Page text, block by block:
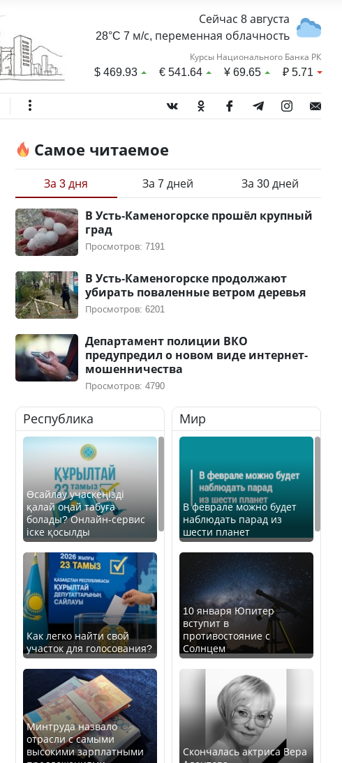
Сейчас 8 августа
28°C 7 м/с, переменная облачность
Курсы Национального Банка РК
$469.93 €541.64 ¥69.65 ₽5.71
Самое читаемое
За 3 дня За 7 дней За 30 дней
В Усть-Каменогорске прошёл крупный
град
Просмотров: 7191
В Усть-Каменогорске продолжают
убирать поваленные ветром деревья
Просмотров: 6201
Департамент полиции ВКО
предупредил о новом виде интернет-
мошенничества
Просмотров: 4790
Республика
Өсайлау учаскеңізді
қалай оңай табуға
болады? Онлайн-сервис
іске қосылды
Как легко найти свой
участок для голосования?
Минтруда назвало
отрасли с самыми
высокими зарплатными
Мир
В феврале можно будет
наблюдать парад из
шести планет
10 января Юпитер
вступит в
противостояние с
Солнцем
Скончалась актриса Вера